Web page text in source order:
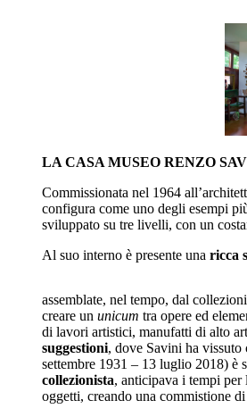
LA CASA MUSEO RENZO
Commissionata nel 1964
configura come uno degli esempi
sviluppato su tre livelli, con un
Al suo interno è presente una ricca
assemblate, nel tempo, dal
creare un unicum tra opere ed
di lavori artistici, manufatti di alto
suggestioni, dove Savini ha vissuto
settembre 1931 – 13 luglio 2018) è
collezionista, anticipava i tempi per
oggetti, creando una commistione